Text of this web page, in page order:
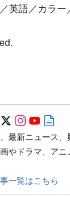
英語／カラ
Follow on
Follow
最新ニュース
やドラマ、ア
一覧はこちら